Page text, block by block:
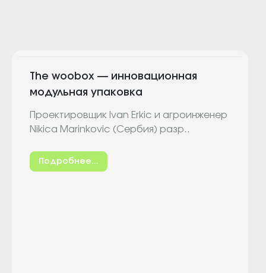
The woobox — инновационная
модульная упаковка
Проектировщик Ivan Erkic и агроинженер
Nikica Marinkovic (Сербия) разр..
Подробнее...